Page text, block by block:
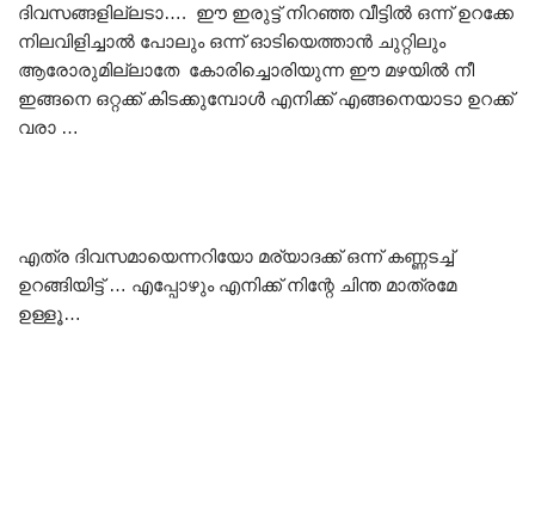
ദിവസങ്ങളില്ലടാ…. ഈ ഇരുട്ട് നിറഞ്ഞ വീട്ടിൽ ഒന്ന് ഉറക്കേ
നിലവിളിച്ചാൽ പോലും ഒന്ന് ഓടിയെത്താൻ ചുറ്റിലും
ആരോരുമില്ലാതേ കോരിച്ചൊരിയുന്ന ഈ മഴയിൽ നീ
ഇങ്ങനെ ഒറ്റക്ക് കിടക്കുമ്പോൾ എനിക്ക് എങ്ങനെയാടാ ഉറക്ക്
വരാ …
എത്ര ദിവസമായെന്നറിയോ മര്യാദക്ക് ഒന്ന് കണ്ണടച്ച്
ഉറങ്ങിയിട്ട് … എപ്പോഴും എനിക്ക് നിന്റേ ചിന്ത മാത്രമേ
ഉള്ളൂ…